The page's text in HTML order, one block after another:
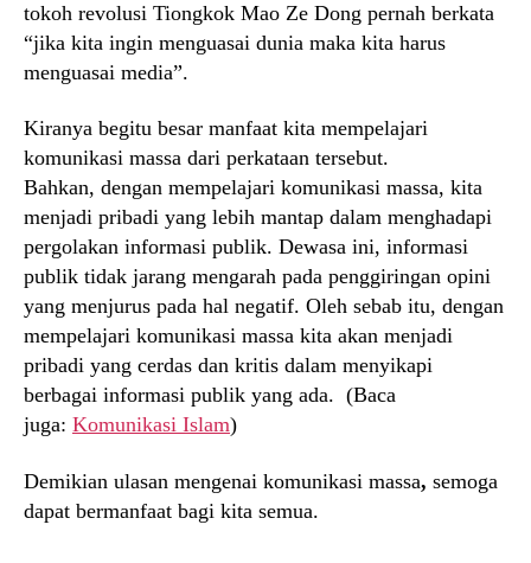
tokoh revolusi Tiongkok Mao Ze Dong pernah berkata
“jika kita ingin menguasai dunia maka kita harus
menguasai media”.
Kiranya begitu besar manfaat kita mempelajari
komunikasi massa dari perkataan tersebut.
Bahkan, dengan mempelajari komunikasi massa, kita
menjadi pribadi yang lebih mantap dalam menghadapi
pergolakan informasi publik. Dewasa ini, informasi
publik tidak jarang mengarah pada penggiringan opini
yang menjurus pada hal negatif. Oleh sebab itu, dengan
mempelajari komunikasi massa kita akan menjadi
pribadi yang cerdas dan kritis dalam menyikapi
berbagai informasi publik yang ada. (Baca
juga: Komunikasi Islam)
Demikian ulasan mengenai komunikasi massa, semoga
dapat bermanfaat bagi kita semua.